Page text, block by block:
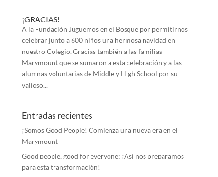
¡GRACIAS!
A la Fundación Juguemos en el Bosque por permitirnos
celebrar junto a 600 niños una hermosa navidad en
nuestro Colegio. Gracias también a las familias
Marymount que se sumaron a esta celebración y a las
alumnas voluntarias de Middle y High School por su
valioso...
Entradas recientes
¡Somos Good People! Comienza una nueva era en el
Marymount
Good people, good for everyone: ¡Así nos preparamos
para esta transformación!